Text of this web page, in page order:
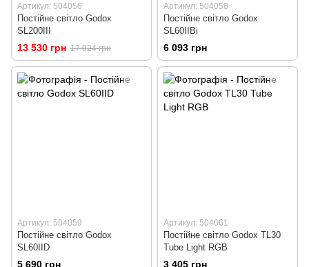
Артикул: 504056
Постійне світло Godox
SL200III
13 530 грн 17 024 грн
Артикул: 504058
Постійне світло Godox
SL60IIBi
6 093 грн
Артикул: 504059
Постійне світло Godox
SL60IID
5 690 грн
Артикул: 504061
Постійне світло Godox TL30
Tube Light RGB
3 405 грн